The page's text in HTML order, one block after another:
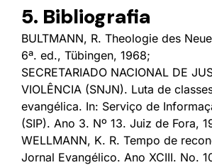
5. Bibliografia
BULTMANN, R. Theologie des
6ª. ed., Tübingen, 1968;
SECRETARIADO NACIONAL DE
VIOLÊNCIA (SNJN). Luta de
evangélica. In: Serviço de
(SIP). Ano 3. Nº 13. Juiz de Fora,
WELLMANN, K. R. Tempo de
Jornal Evangélico. Ano XCIII. No.